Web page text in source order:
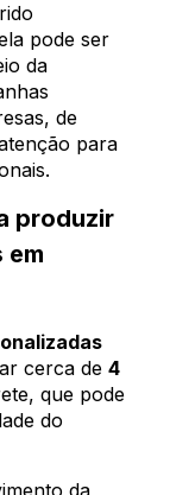
pode ser
da
de
para
produzir
em
cerca de 4
que pode
do